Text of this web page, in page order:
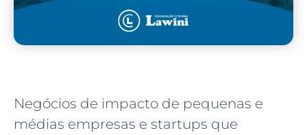
Negócios de impacto de pequenas e
médias empresas e startups que